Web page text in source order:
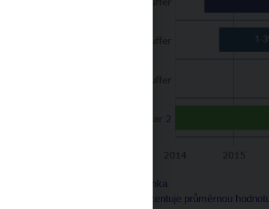
Zdroj: Česká národní banka
Poznámka: Pilíř 2 reprezentuje průměrnou